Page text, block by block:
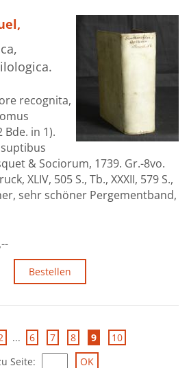
recognita,
in 1).
& Sociorum, 1739. Gr.-8vo.
XLIV, 505 S., Tb., XXXII, 579 S.,
sehr schöner Pergementband,
Bestellen
... 6 7 8 9
10
Seite: